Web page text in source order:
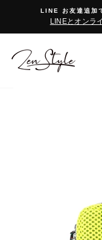
テ
LINE お友達追加
LINEとオンラ